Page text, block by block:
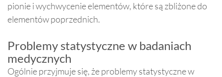
pionie i wychwycenie elementów, które są zbliżone do
elementów poprzednich.
Problemy statystyczne w badaniach
medycznych
Ogólnie przyjmuje się, że problemy statystyczne w